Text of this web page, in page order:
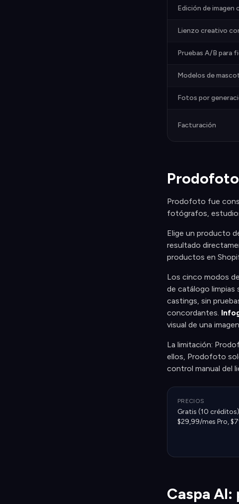
Edición de imagen
Lienzo creativo
Pruebas A/B para
Modelos de
Fotos por
Facturación
Prodofoto fue
fotógrafos,
Elige un producto
resultado
productos en
Los cinco modos
de catálogo limpias
castings, sin
concordantes.
visual de una
La limitación:
ellos, Prodofoto
control manual del
PRECIOS
Gratis (10
$29,99/mes Pro,
Caspa